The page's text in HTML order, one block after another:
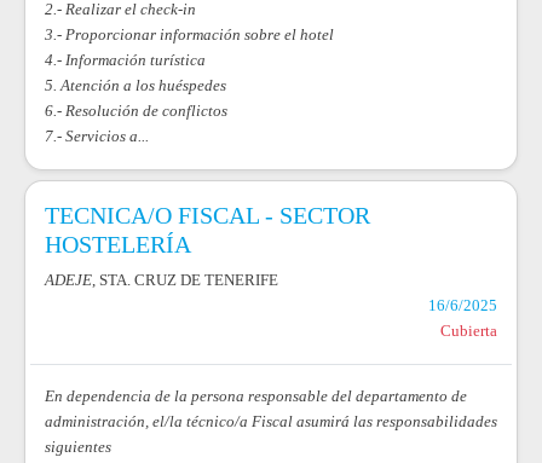
2.- Realizar el check-in
3.- Proporcionar información sobre el hotel
4.- Información turística
5. Atención a los huéspedes
6.- Resolución de conflictos
7.- Servicios a...
TECNICA/O FISCAL - SECTOR
HOSTELERÍA
ADEJE, STA. CRUZ DE TENERIFE
16/6/2025
Cubierta
En dependencia de la persona responsable del departamento de
administración, el/la técnico/a Fiscal asumirá las responsabilidades
siguientes